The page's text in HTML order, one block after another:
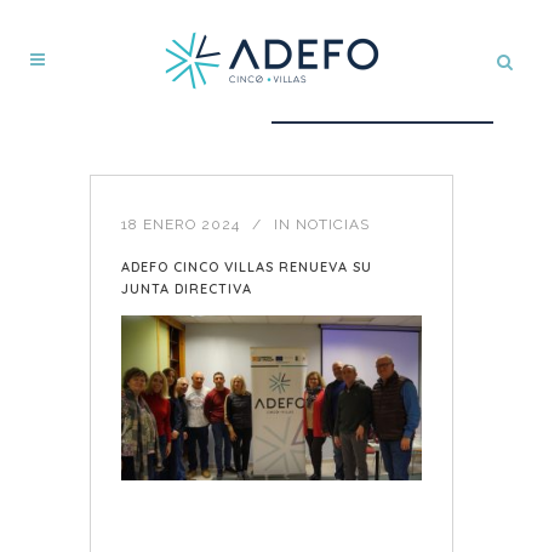
18 ENERO 2024 IN NOTICIAS
ADEFO CINCO VILLAS RENUEVA SU
JUNTA DIRECTIVA